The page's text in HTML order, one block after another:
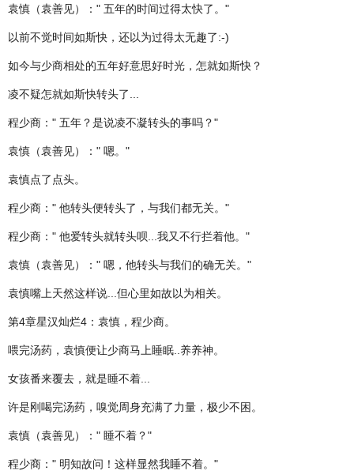
袁慎（袁善见）：" 五年的时间过得太快了。"
以前不觉时间如斯快，还以为过得太无趣了:-)
如今与少商相处的五年好意思好时光，怎就如斯快？
凌不疑怎就如斯快转头了...
程少商：" 五年？是说凌不凝转头的事吗？"
袁慎（袁善见）：" 嗯。"
袁慎点了点头。
程少商：" 他转头便转头了，与我们都无关。"
程少商：" 他爱转头就转头呗...我又不行拦着他。"
袁慎（袁善见）：" 嗯，他转头与我们的确无关。"
袁慎嘴上天然这样说...但心里如故以为相关。
第4章星汉灿烂4：袁慎，程少商。
喂完汤药，袁慎便让少商马上睡眠..养养神。
女孩番来覆去，就是睡不着...
许是刚喝完汤药，嗅觉周身充满了力量，极少不困。
袁慎（袁善见）：" 睡不着？"
程少商：" 明知故问！这样显然我睡不着。"